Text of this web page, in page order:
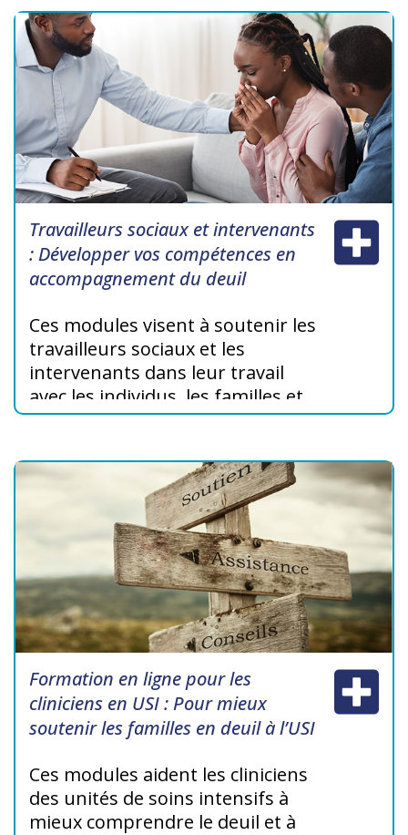
comprendre le deuil et à
renforcer votre confiance dans le
soutien aux résidents et à leurs
familles.
Travailleurs sociaux et intervenants
: Développer vos compétences en
accompagnement du deuil
Ces modules visent à soutenir les
travailleurs sociaux et les
intervenants dans leur travail
avec les individus, les familles et
les communautés en deuil.
Formation en ligne pour les
cliniciens en USI : Pour mieux
soutenir les familles en deuil à l’USI
Ces modules aident les cliniciens
des unités de soins intensifs à
mieux comprendre le deuil et à